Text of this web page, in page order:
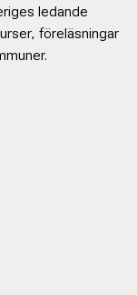
ledande
föreläsningar